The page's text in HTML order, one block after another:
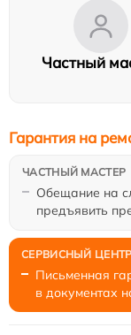
Частный
Обещание на
предъявить
Гарантия на
Письменная
в документах